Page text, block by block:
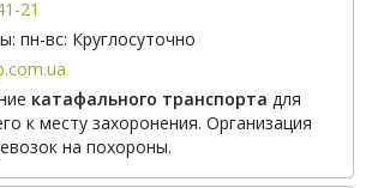
21
пн-вс: Круглосуточно
катафального транспорта для
к месту захоронения. Организация
на похороны.